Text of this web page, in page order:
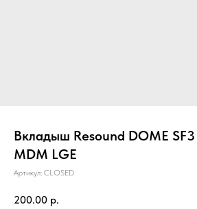
Вкладыш Resound DOME SF3
MDM LGE
Артикул: CLOSED
200.00 р.